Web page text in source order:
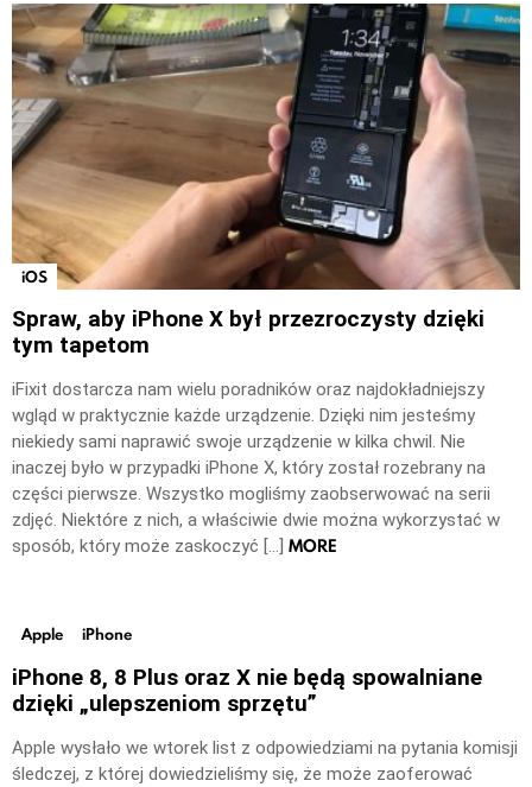
iOS
Spraw, aby iPhone X był przezroczysty dzięki
tym tapetom
iFixit dostarcza nam wielu poradników oraz najdokładniejszy
wgląd w praktycznie każde urządzenie. Dzięki nim jesteśmy
niekiedy sami naprawić swoje urządzenie w kilka chwil. Nie
inaczej było w przypadki iPhone X, który został rozebrany na
części pierwsze. Wszystko mogliśmy zaobserwować na serii
zdjęć. Niektóre z nich, a właściwie dwie można wykorzystać w
sposób, który może zaskoczyć […] MORE
Apple iPhone
iPhone 8, 8 Plus oraz X nie będą spowalniane
dzięki „ulepszeniom sprzętu”
Apple wysłało we wtorek list z odpowiedziami na pytania komisji
śledczej, z której dowiedzieliśmy się, że może zaoferować